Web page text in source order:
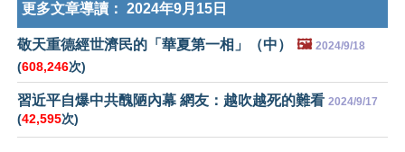
更多文章導讀： 2024年9月15日
敬天重德經世濟民的「華夏第一相」（中） 🖼️ 2024/9/18
(608,246次)
習近平自爆中共醜陋內幕 網友：越吹越死的難看 2024/9/17
(42,595次)